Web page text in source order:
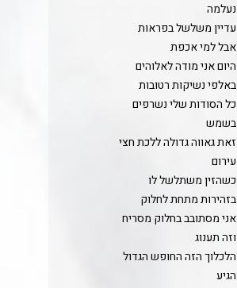
נעלמה
עדיין משלשל בפראות
אבל למי אכפת
היום אני מודה לאלוהים
באלפי נשיקות רטובות
כל הסודות שלי נשרפים
בשמש
זאת גאווה גדולה ללכת חצי
עירום
כשהזין משתלשל לו
בזהירות מתחת לחלוק
אני מסתובב בחלוק מסריח
וזה תענוג
הלכלוך הזה החופש הגדול
הגיע